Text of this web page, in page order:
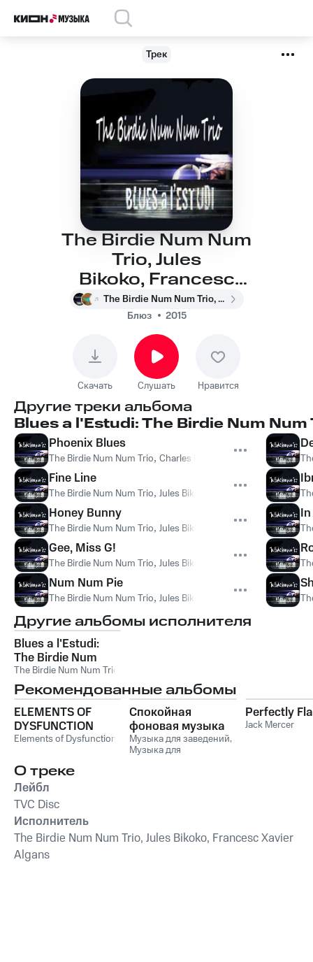
Трек
The Birdie Num Num
Trio, Jules
Bikoko, Francesc
Xavier Algans - In the
Key of Soul
The Birdie Num Num Trio, Jules Bikoko, Francesc Xavier Algans
Блюз
2015
Скачать Слушать Нравится
Другие треки альбома
Blues a l'Estudi: The Birdie Num Num
Phoenix Blues
The Birdie Num Num Trio, Charles Hodgkinson Jules Bikoko
Fine Line
The Birdie Num Num Trio, Jules Bikoko Francesc Xavier Algans
Honey Bunny
The Birdie Num Num Trio, Jules Bikoko Francesc Xavier Algans
Gee, Miss G!
The Birdie Num Num Trio, Jules Bikoko Francesc Xavier Algans
Num Num Pie
The Birdie Num Num Trio, Jules Bikoko Francesc Xavier Algans
Другие альбомы исполнителя
Blues a l'Estudi:
The Birdie Num
Num Trio
The Birdie Num Num Trio
Рекомендованные альбомы
ELEMENTS OF
DYSFUNCTION
Elements of Dysfunction
Спокойная
фоновая музыка
для заведений:
Инструментальный
Музыка для заведений,
Музыка для
Perfectly
Jack Mercer
О треке
Лейбл
TVC Disc
Исполнитель
The Birdie Num Num Trio, Jules Bikoko, Francesc Xavier
Algans